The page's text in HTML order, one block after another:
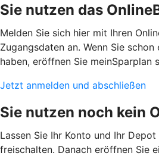
Sie nutzen das
Melden Sie sich hier mit Ihren
Zugangsdaten an. Wenn Sie
haben, eröffnen Sie meinSparplan
Jetzt anmelden und abschließen
Sie nutzen noch kein
Lassen Sie Ihr Konto und Ihr
freischalten. Danach eröffnen Sie